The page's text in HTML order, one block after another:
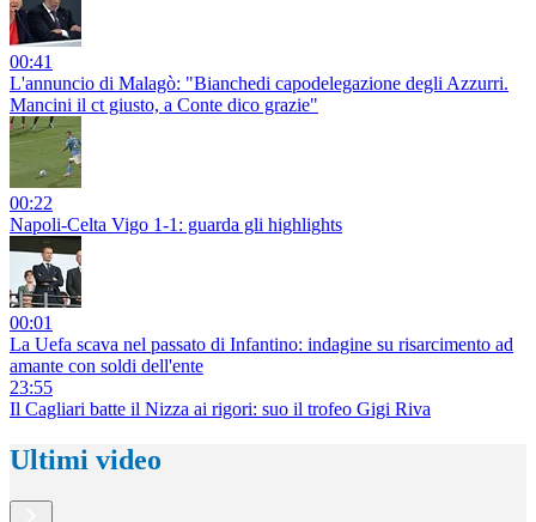
00:41
L'annuncio di Malagò: "Bianchedi capodelegazione degli Azzurri.
Mancini il ct giusto, a Conte dico grazie"
00:22
Napoli-Celta Vigo 1-1: guarda gli highlights
00:01
La Uefa scava nel passato di Infantino: indagine su risarcimento ad
amante con soldi dell'ente
23:55
Il Cagliari batte il Nizza ai rigori: suo il trofeo Gigi Riva
Ultimi video